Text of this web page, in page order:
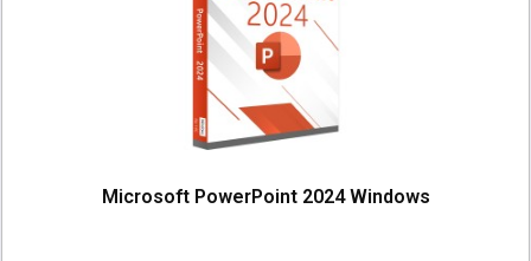
Microsoft PowerPoint 2024 Windows